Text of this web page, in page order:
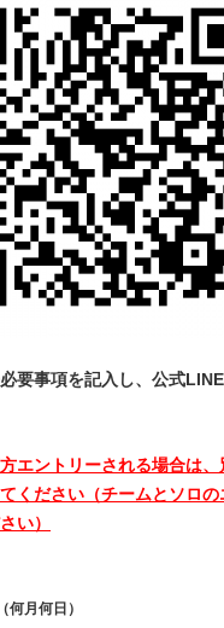
要事項を記入し、公式
エントリーされる場合は
ください（チームとソロ
い）
何月何日）